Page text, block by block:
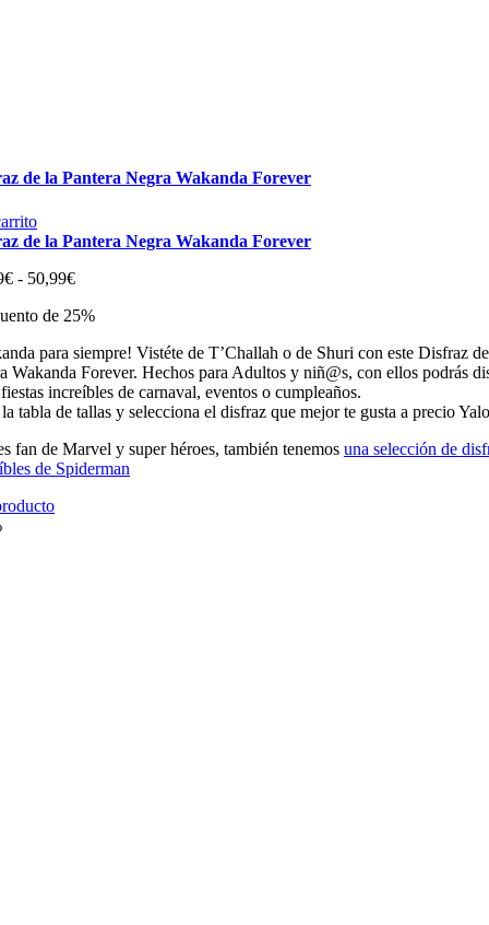
de la Pantera Negra Wakanda Forever
de la Pantera Negra Wakanda Forever
€ - 50,99€Rango
precios:
19,99€
hasta
50,99€
de 25%
para siempre! Vistéte de T’Challah o de Shuri con este Disfraz
Wakanda Forever. Hechos para Adultos y niñ@s, con ellos podrás
increíbles de carnaval, eventos o cumpleaños.
tabla de tallas y selecciona el disfraz que mejor te gusta a precio
fan de Marvel y super héroes, también tenemos una selección de
de Spiderman